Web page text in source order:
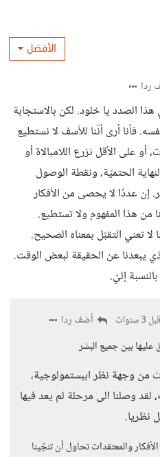
الأفضل
ردا
الصدد يا خلود. لكن بالاستجابة
فأنا أرى أنّنا للأسف لا نستطيع
أو على الأقل نزرع اللامبالاة أو
الحتميّة، ونقطة الوصول
إن عددًا لا يحصى من الأفكار
من هذا المفهوم ولا تستطيع.
لا تعني التقبّل بمعناه الصحيح.
يبعدنا عن الحقيقة لبعض الوقت.
إليّ.
قبل 3 سنوات
أضف ردا
بين جميع البشر
من وجهة نظر اببستمولوجية،
لقد وصلنا الى مرحلة لم يعد فيها
نظريا.
والمعتقدات تحاول أن تنجّينا